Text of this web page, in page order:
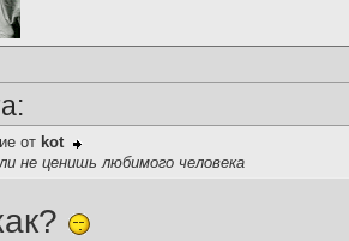
от kot
не ценишь любимого человека